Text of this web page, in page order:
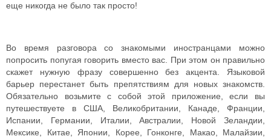
еще никогда не было так просто!
Во время разговора со знакомыми иностранцами можно
попросить попугая говорить вместо вас. При этом он правильно
скажет нужную фразу совершенно без акцента. Языковой
барьер перестанет быть препятствиям для новых знакомств.
Обязательно возьмите с собой этой приложение, если вы
путешествуете в США, Великобритании, Канаде, Франции,
Испании, Германии, Италии, Австралии, Новой Зеландии,
Мексике, Китае, Японии, Корее, Гонконге, Макао, Малайзии,